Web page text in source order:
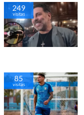
249
visitas
85
visitas